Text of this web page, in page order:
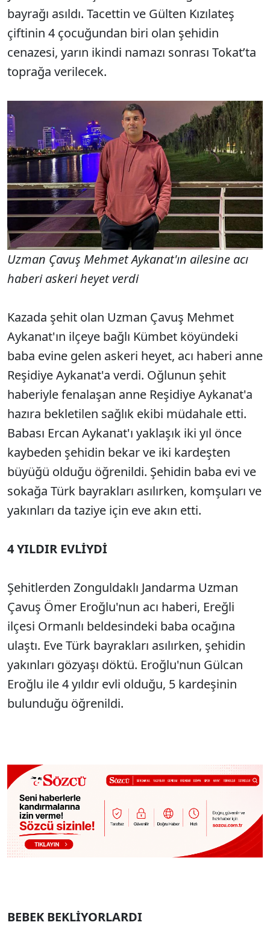
bayrağı asıldı. Tacettin ve Gülten Kızılateş
çiftinin 4 çocuğundan biri olan şehidin
cenazesi, yarın ikindi namazı sonrası Tokat’ta
toprağa verilecek.
Uzman Çavuş Mehmet Aykanat'ın ailesine acı
haberi askeri heyet verdi
Kazada şehit olan Uzman Çavuş Mehmet
Aykanat'ın ilçeye bağlı Kümbet köyündeki
baba evine gelen askeri heyet, acı haberi anne
Reşidiye Aykanat'a verdi. Oğlunun şehit
haberiyle fenalaşan anne Reşidiye Aykanat'a
hazıra bekletilen sağlık ekibi müdahale etti.
Babası Ercan Aykanat'ı yaklaşık iki yıl önce
kaybeden şehidin bekar ve iki kardeşten
büyüğü olduğu öğrenildi. Şehidin baba evi ve
sokağa Türk bayrakları asılırken, komşuları ve
yakınları da taziye için eve akın etti.
4 YILDIR EVLİYDİ
Şehitlerden Zonguldaklı Jandarma Uzman
Çavuş Ömer Eroğlu'nun acı haberi, Ereğli
ilçesi Ormanlı beldesindeki baba ocağına
ulaştı. Eve Türk bayrakları asılırken, şehidin
yakınları gözyaşı döktü. Eroğlu'nun Gülcan
Eroğlu ile 4 yıldır evli olduğu, 5 kardeşinin
bulunduğu öğrenildi.
BEBEK BEKLİYORLARDI